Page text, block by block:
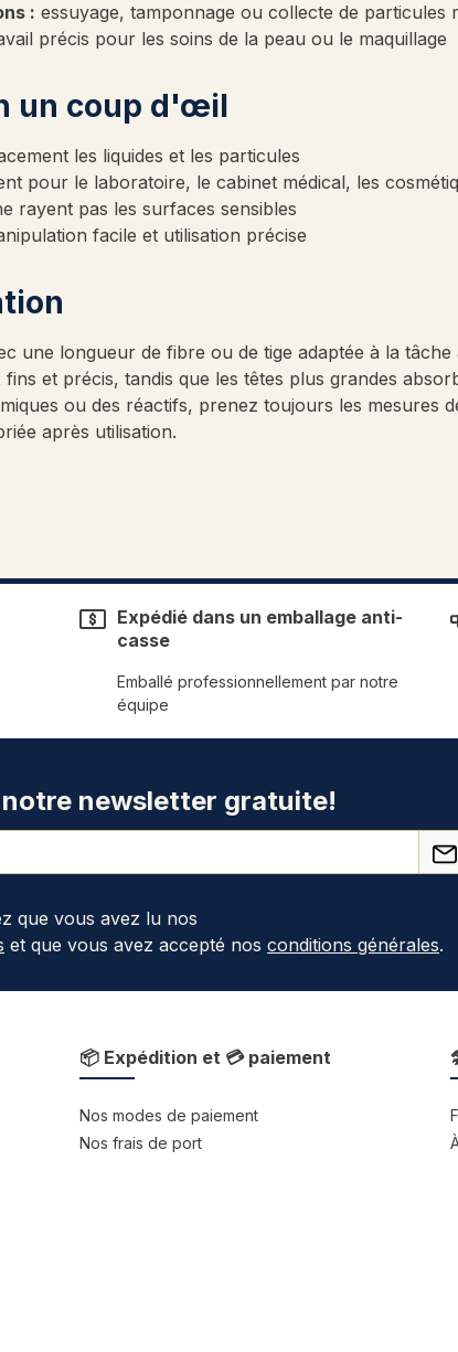
: essuyage, tamponnage ou collecte de particules
précis pour les soins de la peau ou le maquillage
un coup d'œil
les liquides et les particules
pour le laboratoire, le cabinet médical, les
rayent pas les surfaces sensibles
facile et utilisation précise
une longueur de fibre ou de tige adaptée à la
et précis, tandis que les têtes plus grandes
ou des réactifs, prenez toujours les mesures
après utilisation.
Expédié dans un emballage anti-
casse
Emballé professionnellement par notre
équipe
newsletter gratuite!
que vous avez lu nos
et que vous avez accepté nos conditions générales.
📦 Expédition et 💳 paiement
Nos modes de paiement
Nos frais de port